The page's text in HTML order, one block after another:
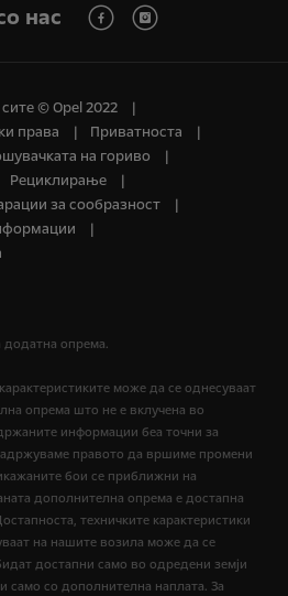
нас
© Opel 2022
права
Приватноста
на гориво
Рециклирање
за сообразност
опрема.
може да се однесуваат
опрема што не е вклучена во
информации беа точни за
правото да вршиме промени
бои се приближни на
дополнителна опрема е достапна
техничките карактеристики
на нашите возила може да се
достапни само во одредени земји
само со дополнителна наплата. За